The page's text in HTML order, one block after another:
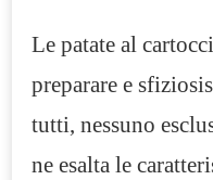
Le patate al
preparare e
tutti, nessuno
ne esalta le